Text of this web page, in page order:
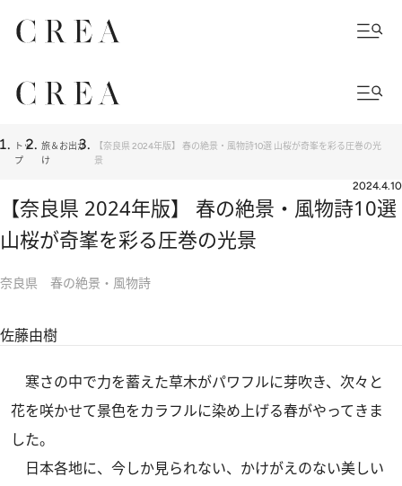
トッ
プ
旅＆お出か
け
【奈良県 2024年版】 春の絶景・風物詩10選 山桜が奇峯を彩る圧巻の光
景
2024.4.10
【奈良県 2024年版】 春の絶景・風物詩10選
山桜が奇峯を彩る圧巻の光景
奈良県 春の絶景・風物詩
佐藤由樹
寒さの中で力を蓄えた草木がパワフルに芽吹き、次々と
花を咲かせて景色をカラフルに染め上げる春がやってきま
した。
日本各地に、今しか見られない、かけがえのない美しい